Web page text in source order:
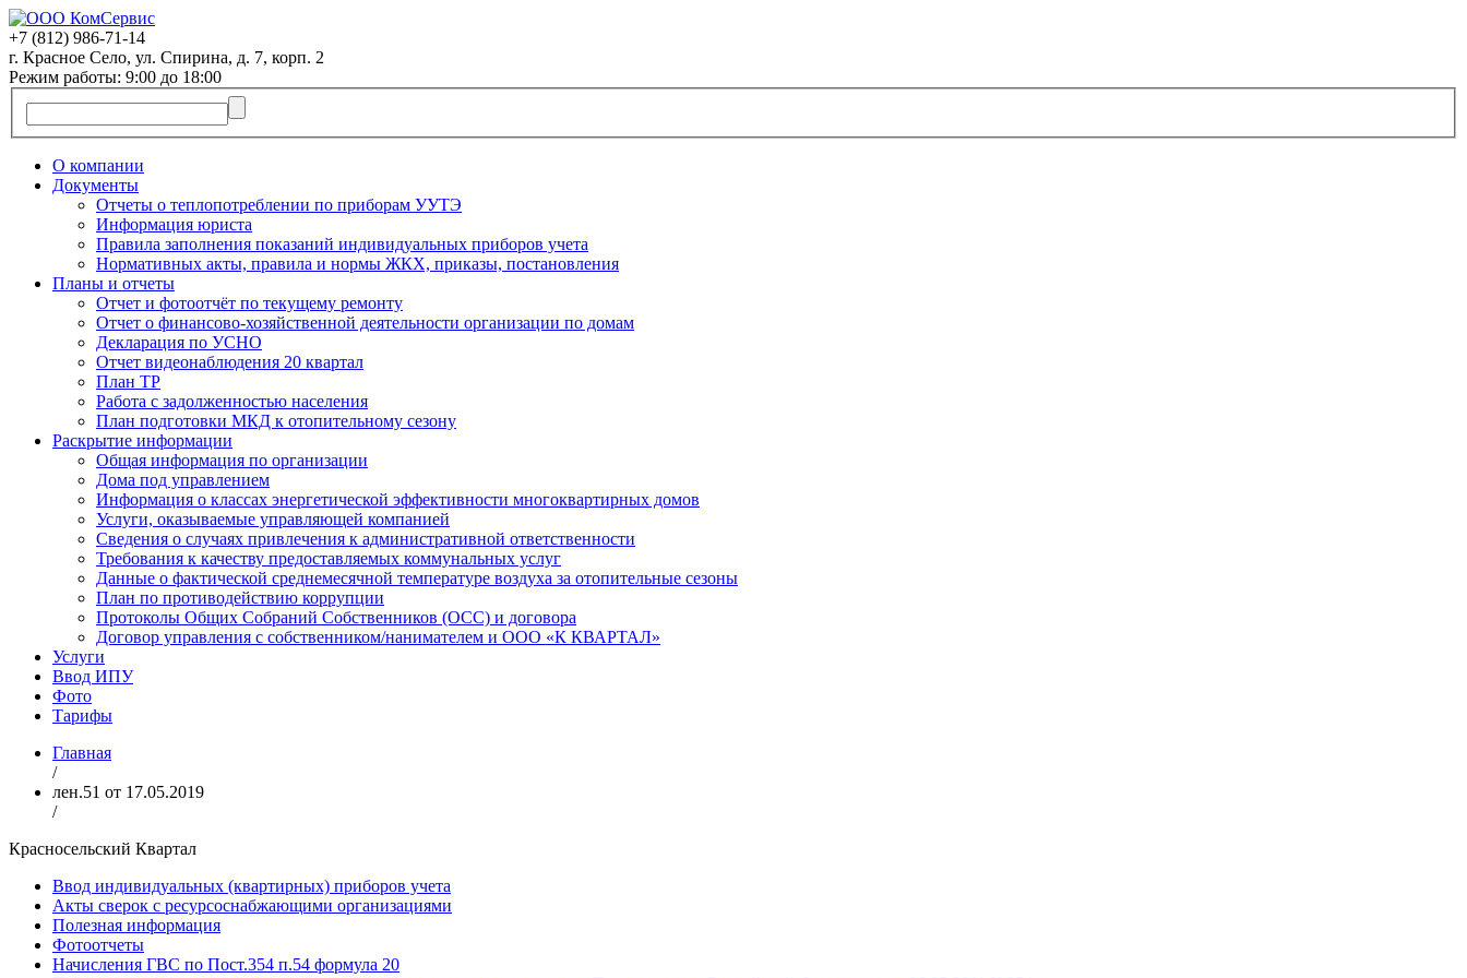
+7 (812) 986-71-14
г. Красное Село, ул. Спирина, д. 7, корп. 2
Режим работы: 9:00 до 18:00
О компании
Документы
Отчеты о теплопотреблении по приборам УУТЭ
Информация юриста
Правила заполнения показаний индивидуальных приборов учета
Нормативных акты, правила и нормы ЖКХ, приказы, постановления
Планы и отчеты
Отчет и фотоотчёт по текущему ремонту
Отчет о финансово-хозяйственной деятельности организации по домам
Декларация по УСНО
Отчет видеонаблюдения 20 квартал
План ТР
Работа с задолженностью населения
План подготовки МКД к отопительному сезону
Раскрытие информации
Общая информация по организации
Дома под управлением
Информация о классах энергетической эффективности многоквартирных домов
Услуги, оказываемые управляющей компанией
Сведения о случаях привлечения к административной ответственности
Требования к качеству предоставляемых коммунальных услуг
Данные о фактической среднемесячной температуре воздуха за отопительные сезоны
План по противодействию коррупции
Протоколы Общих Собраний Собственников (ОСС) и договора
Договор управления с собственником/нанимателем и ООО «К КВАРТАЛ»
Услуги
Ввод ИПУ
Фото
Тарифы
Главная
/
лен.51 от 17.05.2019
/
Красносельский Квартал
Ввод индивидуальных (квартирных) приборов учета
Акты сверок с ресурсоснабжающими организациями
Полезная информация
Фотоотчеты
Начисления ГВС по Пост.354 п.54 формула 20